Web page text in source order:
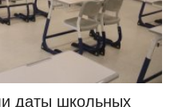
даты школьных